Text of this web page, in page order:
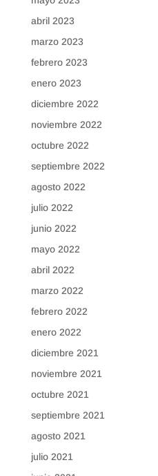
abril 2023
marzo 2023
febrero 2023
enero 2023
diciembre 2022
noviembre 2022
octubre 2022
septiembre 2022
agosto 2022
julio 2022
junio 2022
mayo 2022
abril 2022
marzo 2022
febrero 2022
enero 2022
diciembre 2021
noviembre 2021
octubre 2021
septiembre 2021
agosto 2021
julio 2021